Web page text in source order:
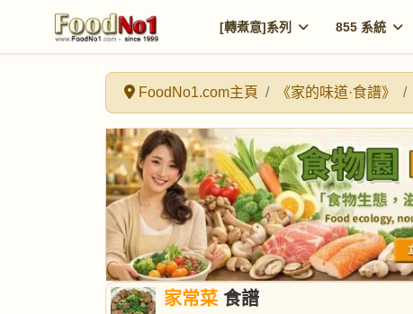
[轉煮意]系列 855 系統
FoodNo1.com主頁 《家的味道·食譜》
家常菜 食譜